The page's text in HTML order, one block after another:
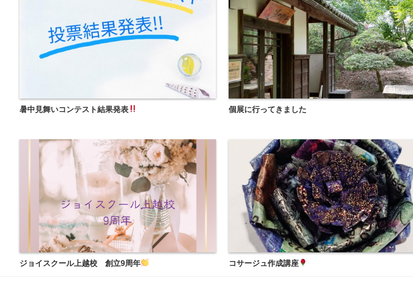
暑中見舞いコンテスト結果発表 個展に行ってきました
ジョイスクール上越校 創立9周年 コサージュ作成講座